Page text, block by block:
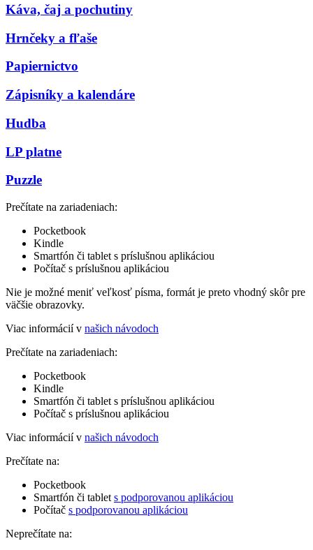
Káva, čaj a pochutiny
Hrnčeky a fľaše
Papiernictvo
Zápisníky a kalendáre
Hudba
LP platne
Puzzle
Prečítate na zariadeniach:
Pocketbook
Kindle
Smartfón či tablet s príslušnou aplikáciou
Počítač s príslušnou aplikáciou
Nie je možné meniť veľkosť písma, formát je preto vhodný skôr pre
väčšie obrazovky.
Viac informácií v našich návodoch
Prečítate na zariadeniach:
Pocketbook
Kindle
Smartfón či tablet s príslušnou aplikáciou
Počítač s príslušnou aplikáciou
Viac informácií v našich návodoch
Prečítate na:
Pocketbook
Smartfón či tablet s podporovanou aplikáciou
Počítač s podporovanou aplikáciou
Neprečítate na: